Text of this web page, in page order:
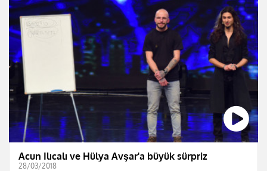
Acun Ilıcalı ve Hülya Avşar'a büyük sürpriz
28/03/2018